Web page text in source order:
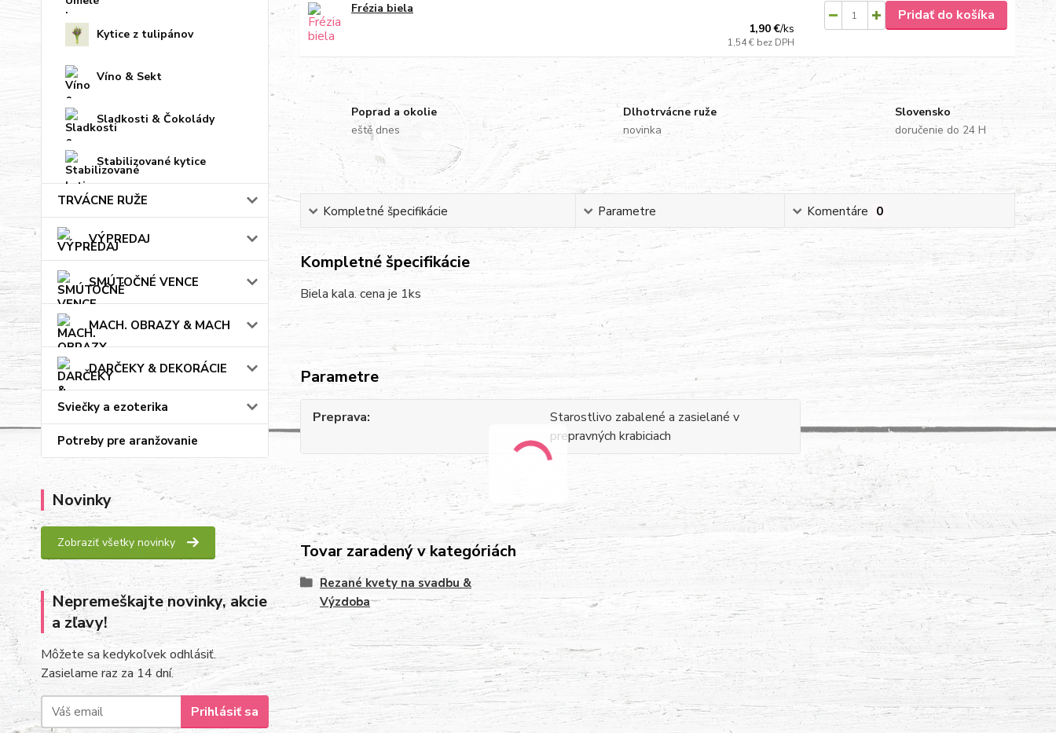
Kytice z tulipánov
Víno & Sekt
Sladkosti & Čokolády
Stabilizované kytice
TRVÁCNE RUŽE
VÝPREDAJ
SMÚTOČNÉ VENCE
MACH. OBRAZY & MACH
DARČEKY & DEKORÁCIE
Sviečky a ezoterika
Potreby pre aranžovanie
Novinky
Zobraziť všetky novinky
Nepremeškajte novinky, akcie
a zľavy!
Môžete sa kedykoľvek odhlásiť.
Zasielame raz za 14 dní.
Prihlásiť sa
Frézia biela
1,90 €/ks
1,54 € bez DPH
Pridať do košíka
Poprad a okolie
eště dnes
Dlhotrvácne ruže
novinka
Slovensko
doručenie do 24 H
Kompletné špecifikácie Parametre Komentáre 0
Kompletné špecifikácie
Biela kala. cena je 1ks
Parametre
Preprava
Starostlivo zabalené a zasielané v
prepravných krabiciach
Tovar zaradený v kategóriách
Rezané kvety na svadbu &
Výzdoba